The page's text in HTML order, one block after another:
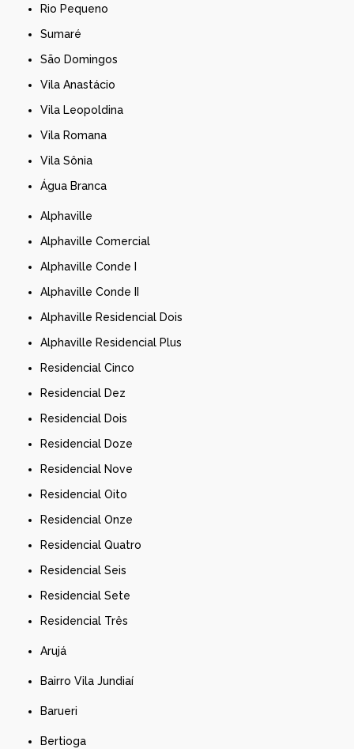
Rio Pequeno
Sumaré
São Domingos
Vila Anastácio
Vila Leopoldina
Vila Romana
Vila Sônia
Água Branca
Alphaville
Alphaville Comercial
Alphaville Conde I
Alphaville Conde II
Alphaville Residencial Dois
Alphaville Residencial Plus
Residencial Cinco
Residencial Dez
Residencial Dois
Residencial Doze
Residencial Nove
Residencial Oito
Residencial Onze
Residencial Quatro
Residencial Seis
Residencial Sete
Residencial Três
Arujá
Bairro Vila Jundiaí
Barueri
Bertioga